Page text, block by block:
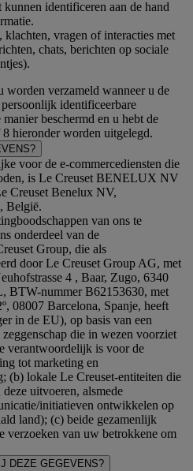
identificeren aan de hand
vragen of interacties met
chats, berichten op sociale
worden verzameld wanneer u de
identificeerbare
beschermd en u hebt de
hieronder worden uitgelegd.
voor de e-commercediensten die
is Le Creuset BENELUX NV
Creuset Benelux NV,
België.
van ons te
onderdeel van de
Group, die als
door Le Creuset Group AG, met
4 , Baar, Zugo, 6340
BTW-nummer B62153630, met
08007 Barcelona, Spanje, heeft
in de EU), op basis van een
die in wezen voorziet
verantwoordelijk is voor de
tot marketing en
(b) lokale Le Creuset-entiteiten die
uitvoeren, alsmede
initiatieven ontwikkelen op
land); (c) beide gezamenlijk
verzoeken van uw betrokkene om
DEZE GEGEVENS?